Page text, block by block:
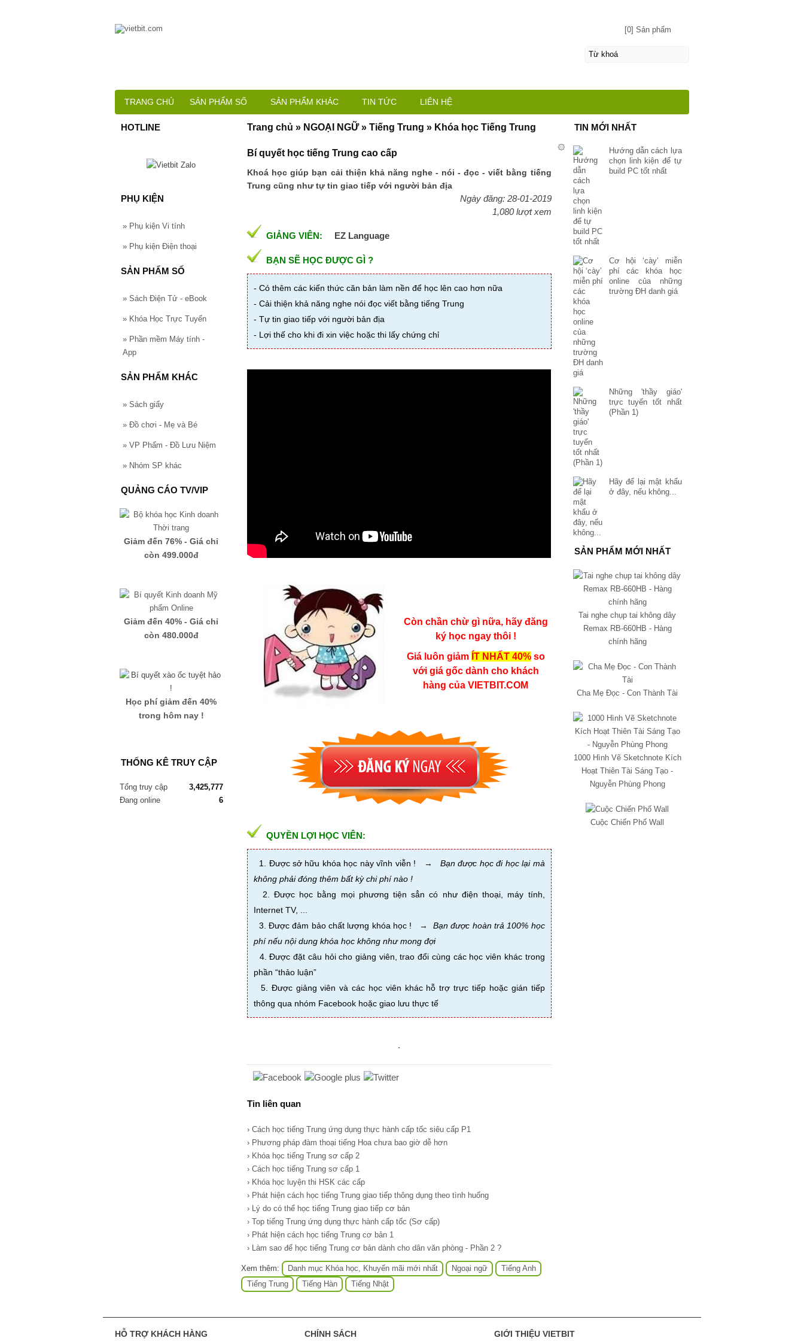
Bí quyết học tiếng Trung cao cấp
Khoá học giúp bạn cải thiện khả năng nghe - nói - đọc - viết bằng tiếng
Trung cũng như tự tin giao tiếp với người bản địa
Ngày đăng: 28-01-2019
1,080 lượt xem
GIẢNG VIÊN: EZ Language
BẠN SẼ HỌC ĐƯỢC GÌ ?
- Có thêm các kiến thức căn bản làm nền để học lên cao hơn nữa
- Cải thiện khả năng nghe nói đọc viết bằng tiếng Trung
- Tự tin giao tiếp với người bản địa
- Lợi thế cho khi đi xin việc hoặc thi lấy chứng chỉ
Còn chần chừ gì nữa, hãy đăng
ký học ngay thôi !
Giá luôn giảm ÍT NHẤT 40%so
với giá gốc dành cho khách
hàng của VIETBIT.COM
QUYỀN LỢI HỌC VIÊN:
1. Được sở hữu khóa học này vĩnh viễn ! → Bạn được học đi học lại mà
không phải đóng thêm bất kỳ chi phí nào !
2. Được học bằng mọi phương tiện sẳn có như điện thoại, máy tính,
Internet TV, ...
3. Được đảm bảo chất lượng khóa học !
→ Bạn được hoàn trả 100% học
phí nếu nội dung khóa học không như mong đợi
4. Được đặt câu hỏi cho giảng viên, trao đổi cùng các học viên khác trong
phần “thảo luận”
5. Được giảng viên và các học viên khác hỗ trợ trực tiếp hoặc gián tiếp
thông qua nhóm Facebook hoặc giao lưu thực tế
.
Tin liên quan
› Cách học tiếng Trung ứng dụng thực hành cấp tốc siêu cấp P1
› Phương pháp đàm thoại tiếng Hoa chưa bao giờ dễ hơn
› Khóa học tiếng Trung sơ cấp 2
› Cách học tiếng Trung sơ cấp 1
› Khóa học luyện thi HSK các cấp
› Phát hiện cách học tiếng Trung giao tiếp thông dụng theo tình huống
› Lý do có thể học tiếng Trung giao tiếp cơ bản
› Top tiếng Trung ứng dụng thực hành cấp tốc (Sơ cấp)
› Phát hiện cách học tiếng Trung cơ bản 1
› Làm sao để học tiếng Trung cơ bản dành cho dân văn phòng - Phần 2 ?
۞
Xem thêm: Danh mục Khóa học, Khuyến mãi mới nhất Ngoại ngữ
Tiếng Anh
Tiếng Trung
Tiếng Hàn Tiếng Nhật
Trang chủ » NGOẠI NGỮ »Tiếng Trung » Khóa học Tiếng Trung TIN MỚI NHẤT
Hướng dẫn cách lựa
chọn linh kiện để tự
build PC tốt nhất
Cơ hội ‘cày’ miễn
phí các khóa học
online của những
trường ĐH danh giá
Những 'thầy giáo'
trực tuyến tốt nhất
(Phần 1)
Hãy để lại mật khẩu
ở đây, nếu không...
SẢN PHẨM MỚI NHẤT
Tai nghe chụp tai không dây
Remax RB-660HB - Hàng
chính hãng
Cha Mẹ Đọc - Con Thành Tài
1000 Hình Vẽ Sketchnote Kích
Hoạt Thiên Tài Sáng Tạo -
Nguyễn Phùng Phong
Cuộc Chiến Phố Wall
HOTLINE
PHỤ KIỆN
» Phụ kiện Vi tính
» Phụ kiện Điện thoại
SẢN PHẨM SỐ
» Sách Điện Tử - eBook
» Khóa Học Trực Tuyến
» Phần mềm Máy tính -
App
SẢN PHẨM KHÁC
» Sách giấy
» Đồ chơi - Mẹ và Bé
» VP Phẩm - Đồ Lưu Niệm
» Nhóm SP khác
QUẢNG CÁO TV/VIP
Giảm đến 76% - Giá chỉ
còn 499.000đ
Giảm đến 40% - Giá chỉ
còn 480.000đ
Học phí giảm đến 40%
trong hôm nay !
THỐNG KÊ TRUY CẬP
Tổng truy cập
3,425,777
Đang online
6
[0] Sản phẩm
TRANG CHỦ SẢN PHẨM SỐ SẢN PHẨM KHÁC TIN TỨC LIÊN HỆ
HỖ TRỢ KHÁCH HÀNG CHÍNH SÁCH GIỚI THIỆU VIETBIT